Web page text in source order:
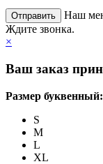
Наш
Ждите звонка.
×
Ваш заказ
Размер буквенный:
S
M
L
XL